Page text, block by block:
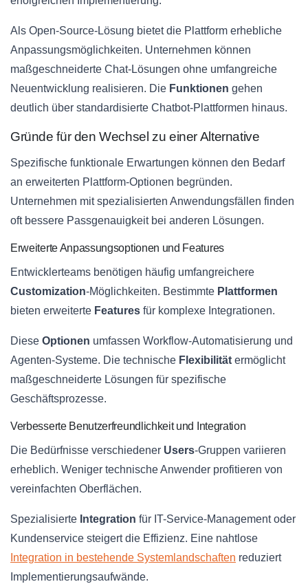
Als Open-Source-Lösung bietet die Plattform erhebliche
Anpassungsmöglichkeiten. Unternehmen können
maßgeschneiderte Chat-Lösungen ohne umfangreiche
Neuentwicklung realisieren. Die Funktionen gehen
deutlich über standardisierte Chatbot-Plattformen hinaus.
Gründe für den Wechsel zu einer Alternative
Spezifische funktionale Erwartungen können den Bedarf
an erweiterten Plattform-Optionen begründen.
Unternehmen mit spezialisierten Anwendungsfällen finden
oft bessere Passgenauigkeit bei anderen Lösungen.
Erweiterte Anpassungsoptionen und Features
Entwicklerteams benötigen häufig umfangreichere
Customization-Möglichkeiten. Bestimmte Plattformen
bieten erweiterte Features für komplexe Integrationen.
Diese Optionen umfassen Workflow-Automatisierung und
Agenten-Systeme. Die technische Flexibilität ermöglicht
maßgeschneiderte Lösungen für spezifische
Geschäftsprozesse.
Verbesserte Benutzerfreundlichkeit und Integration
Die Bedürfnisse verschiedener Users-Gruppen variieren
erheblich. Weniger technische Anwender profitieren von
vereinfachten Oberflächen.
Spezialisierte Integration für IT-Service-Management oder
Kundenservice steigert die Effizienz. Eine nahtlose
Integration in bestehende Systemlandschaften reduziert
Implementierungsaufwände.